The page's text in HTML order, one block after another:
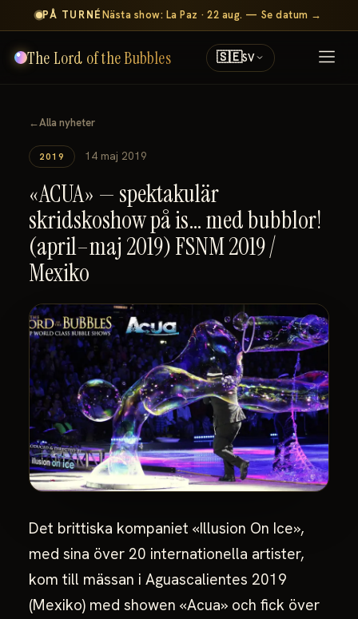
PÅ TURNÉNästa show: La Paz · 22 aug. — Se datum →
The Lord of the Bubbles 🇸🇪SV
←Alla nyheter
2019 14 maj 2019
«ACUA» — spektakulär
skridskoshow på is… med bubblor!
(april–maj 2019) FSNM 2019 /
Mexiko
Det brittiska kompaniet «Illusion On Ice»,
med sina över 20 internationella artister,
kom till mässan i Aguascalientes 2019
(Mexiko) med showen «Acua» och fick över